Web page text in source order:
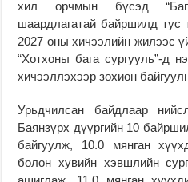
хил орчмын бүсэд
шаардлагатай байршилд тус
2027 оны хичээлийн жилээс
“Хотхоны бага сургууль”-д
хичээллэхээр зохион
Урьдчилсан байдлаар
Баянзүрх дүүргийн 10
байгуулж, 10.0 мянган
болон хувийн хэвшлийн